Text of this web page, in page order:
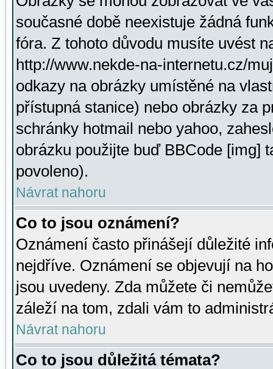
současné době neexistuje žádná
fóra. Z tohoto důvodu musíte uvést
http://www.nekde-na-internetu.cz/
odkazy na obrázky umístěné na
přístupná stanice) nebo obrázky za
schránky hotmail nebo yahoo,
obrázku použijte buď BBCode [img]
povoleno).
Návrat nahoru
Co to jsou oznámení?
Oznámení často přinášejí důležité
nejdříve. Oznámení se objevují na
jsou uvedeny. Zda můžete či
záleží na tom, zdali vám to
Návrat nahoru
Co to jsou důležitá témata?